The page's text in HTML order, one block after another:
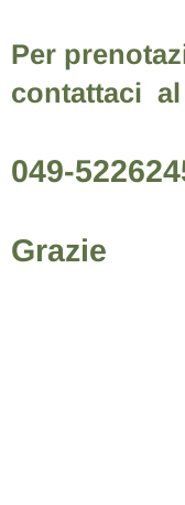
Per
contattaci
049-
Grazie